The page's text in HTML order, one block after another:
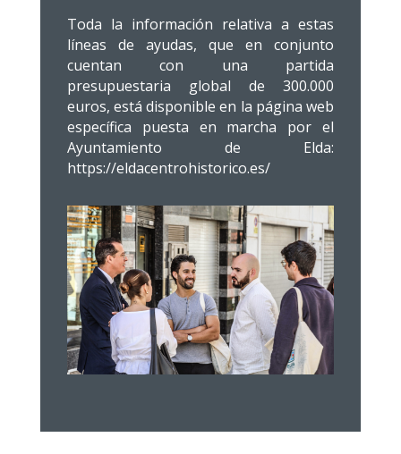
Toda la información relativa a estas
líneas de ayudas, que en conjunto
cuentan con una partida
presupuestaria global de 300.000
euros, está disponible en la página web
específica puesta en marcha por el
Ayuntamiento de Elda:
https://eldacentrohistorico.es/